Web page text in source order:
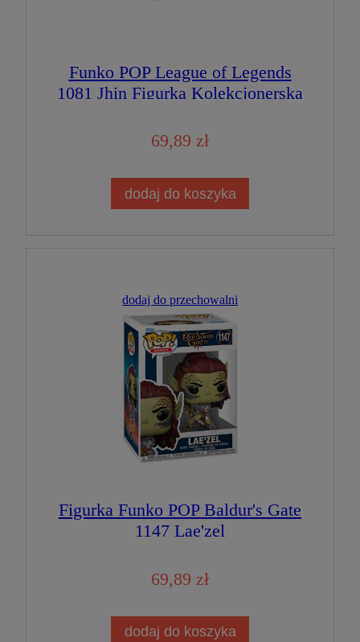
Funko POP League of Legends
1081 Jhin Figurka Kolekcjonerska
69,89 zł
dodaj do koszyka
dodaj do przechowalni
Figurka Funko POP Baldur's Gate
1147 Lae'zel
69,89 zł
dodaj do koszyka